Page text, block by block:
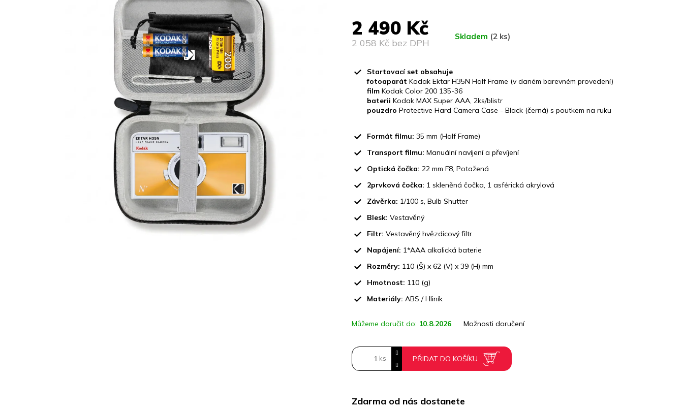
0,0
z
5
2 490 Kč
2 058 Kč bez DPH
cena:
Skladem (2 ks)
Můžeme doručit do: 10.8.2026 Možnosti doručení
PŘIDAT DO KOŠÍKU
Zdarma od nás dostanete
Startovací set obsahuje
fotoaparát Kodak Ektar H35N Half Frame (v daném barevném provedení)
film Kodak Color 200 135-36
baterii Kodak MAX Super AAA, 2ks/blistr
pouzdro Protective Hard Camera Case - Black (černá) s poutkem na ruku
Formát filmu: 35 mm (Half Frame)
Transport filmu: Manuální navíjení a převíjení
Optická čočka: 22 mm F8, Potažená
2prvková čočka: 1 skleněná čočka, 1 asférická akrylová
Závěrka: 1/100 s, Bulb Shutter
Blesk: Vestavěný
Filtr: Vestavěný hvězdicový filtr
Napájení: 1*AAA alkalická baterie
Rozměry: 110 (Š) x 62 (V) x 39 (H) mm
Hmotnost: 110 (g)
Materiály: ABS / Hliník